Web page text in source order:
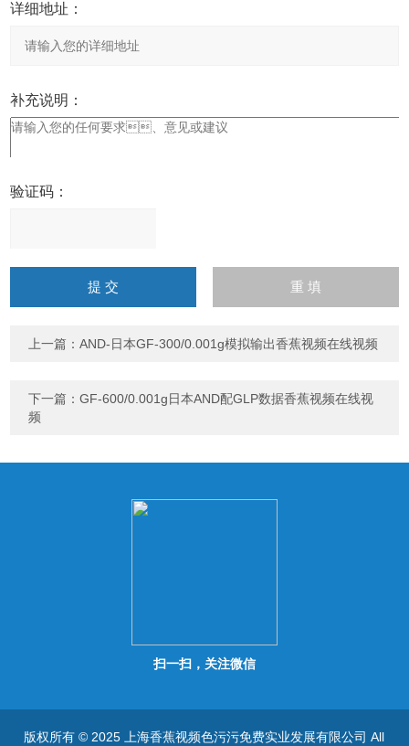
详细地址：
补充说明：
验证码：
字），如：三加四=7
上一篇：AND-日本GF-300/0.001g模拟输出香蕉视频在线视频
下一篇：GF-600/0.001g日本AND配GLP数据香蕉视频在线视
频
扫一扫，关注微信
版权所有 © 2025 上海香蕉视频色污污免费实业发展有限公司 All